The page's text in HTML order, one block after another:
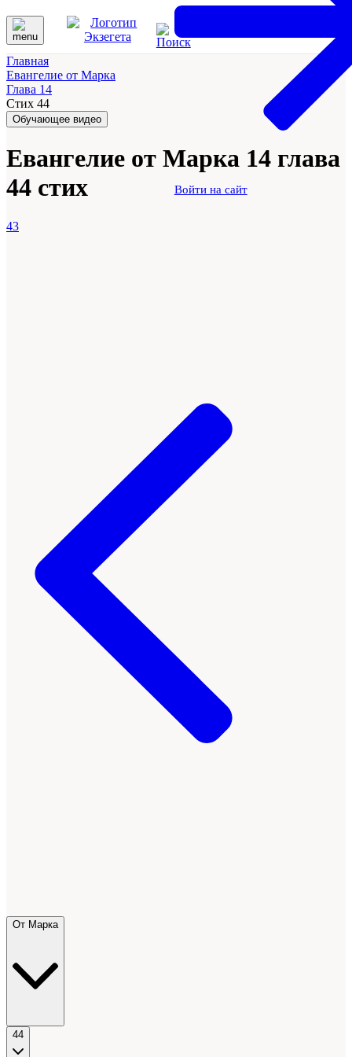
Войти на сайт
Главная
Евангелие от Марка
Глава 14
Стих 44
Обучающее видео
Евангелие от Марка 14 глава
44 стих
43
От Марка
44